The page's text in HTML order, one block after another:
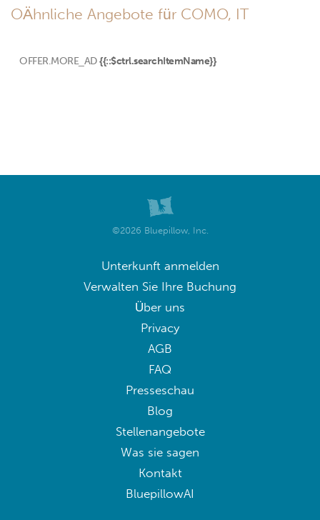
OÄhnliche Angebote für COMO, IT
OFFER.MORE_AD {{::$ctrl.searchItemName}}
©2026 Bluepillow, Inc.
Unterkunft anmelden
Verwalten Sie Ihre Buchung
Über uns
Privacy
AGB
FAQ
Presseschau
Blog
Stellenangebote
Was sie sagen
Kontakt
BluepillowAI